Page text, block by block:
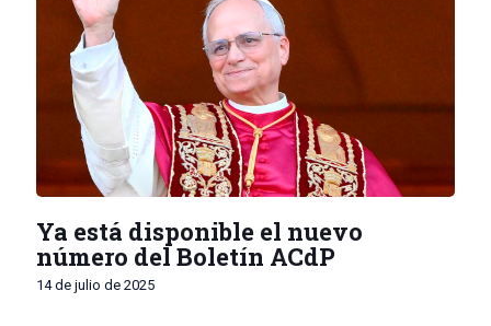
Ya está disponible el nuevo
número del Boletín ACdP
14 de julio de 2025